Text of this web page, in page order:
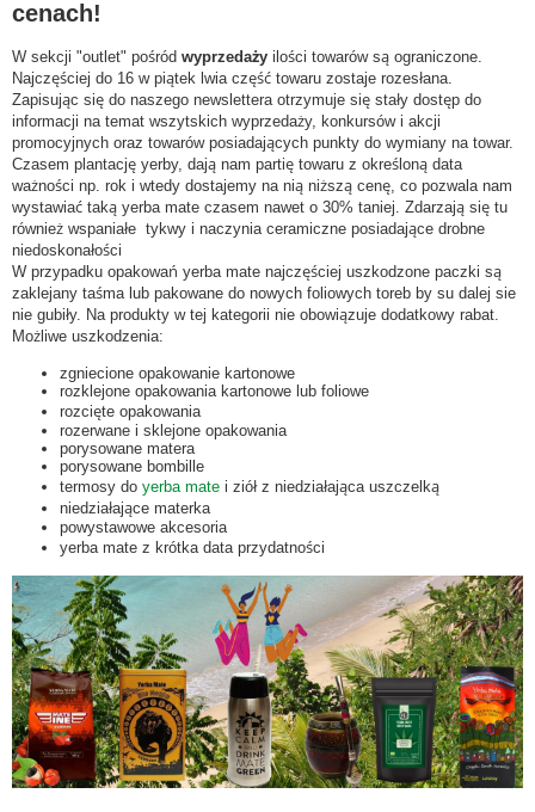
cenach!
W sekcji "outlet" pośród wyprzedaży ilości towarów są ograniczone.
Najczęściej do 16 w piątek lwia część towaru zostaje rozesłana.
Zapisując się do naszego newslettera otrzymuje się stały dostęp do
informacji na temat wszytskich wyprzedaży, konkursów i akcji
promocyjnych oraz towarów posiadających punkty do wymiany na towar.
Czasem plantację yerby, dają nam partię towaru z określoną data
ważności np. rok i wtedy dostajemy na nią niższą cenę, co pozwala nam
wystawiać taką yerba mate czasem nawet o 30% taniej. Zdarzają się tu
również wspaniałe tykwy i naczynia ceramiczne posiadające drobne
niedoskonałości
W przypadku opakowań yerba mate najczęściej uszkodzone paczki są
zaklejany taśma lub pakowane do nowych foliowych toreb by su dalej sie
nie gubiły. Na produkty w tej kategorii nie obowiązuje dodatkowy rabat.
Możliwe uszkodzenia:
zgniecione opakowanie kartonowe
rozklejone opakowania kartonowe lub foliowe
rozcięte opakowania
rozerwane i sklejone opakowania
porysowane matera
porysowane bombille
termosy do yerba mate i ziół z niedziałająca uszczelką
niedziałające materka
powystawowe akcesoria
yerba mate z krótka data przydatności